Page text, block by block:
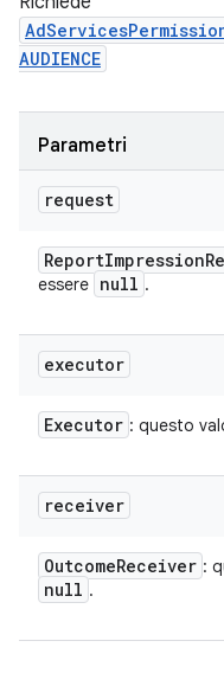
AUDIENCE
Parametri
request
ReportImpression
essere null .
executor
Executor : questo
receiver
OutcomeReceiver :
null .